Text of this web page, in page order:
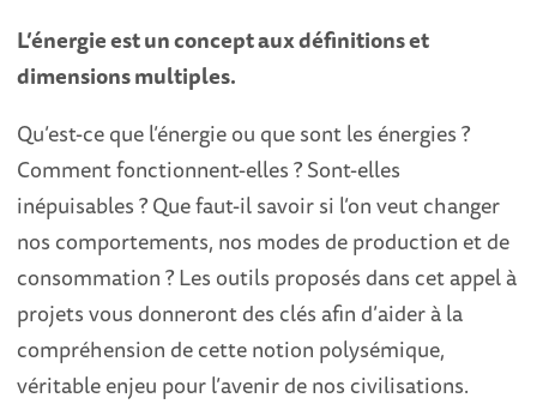
L’énergie est un concept aux définitions et
dimensions multiples.
Qu’est-ce que l’énergie ou que sont les énergies ?
Comment fonctionnent-elles ? Sont-elles
inépuisables ? Que faut-il savoir si l’on veut changer
nos comportements, nos modes de production et de
consommation ? Les outils proposés dans cet appel à
projets vous donneront des clés afin d’aider à la
compréhension de cette notion polysémique,
véritable enjeu pour l’avenir de nos civilisations.